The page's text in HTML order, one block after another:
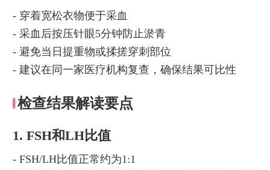
- 穿着宽松衣物便于采血
- 采血后按压针眼5分钟防止淤青
- 避免当日提重物或揉搓穿刺部位
- 建议在同一家医疗机构复查，确保结果可比性
检查结果解读要点
1. FSH和LH比值
- FSH/LH比值正常约为1:1